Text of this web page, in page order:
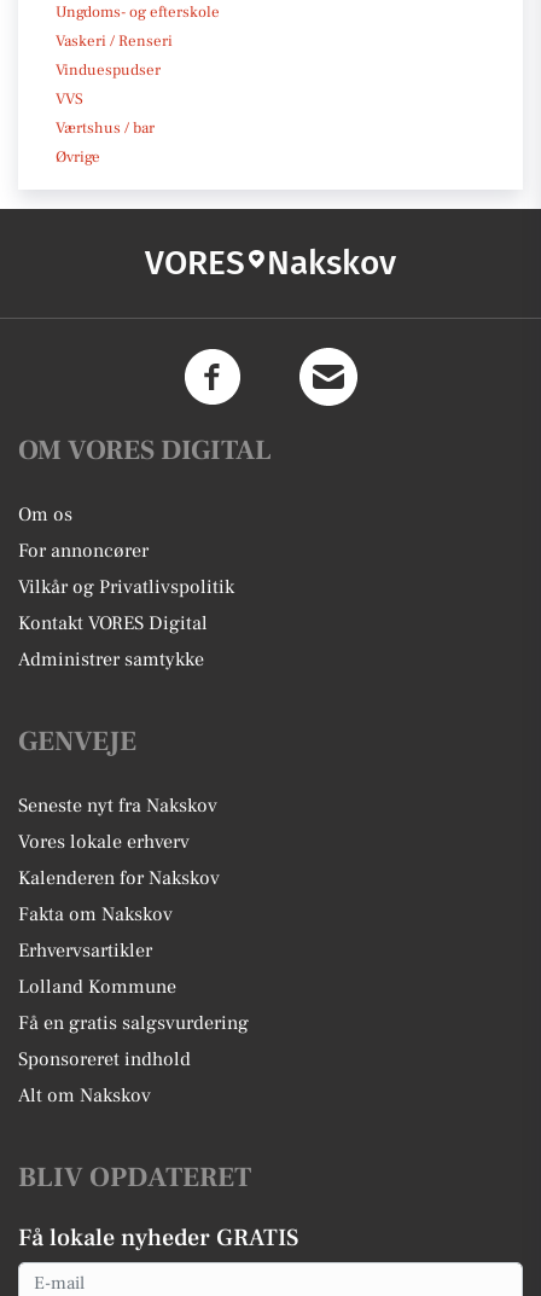
Ungdoms- og efterskole
Vaskeri / Renseri
Vinduespudser
VVS
Værtshus / bar
Øvrige
VORES Nakskov
OM VORES DIGITAL
Om os
For annoncører
Vilkår og Privatlivspolitik
Kontakt VORES Digital
Administrer samtykke
GENVEJE
Seneste nyt fra Nakskov
Vores lokale erhverv
Kalenderen for Nakskov
Fakta om Nakskov
Erhvervsartikler
Lolland Kommune
Få en gratis salgsvurdering
Sponsoreret indhold
Alt om Nakskov
BLIV OPDATERET
Få lokale nyheder GRATIS
Email